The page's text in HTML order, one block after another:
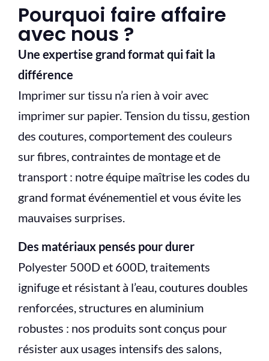
Pourquoi faire affaire
avec nous ?
Une expertise grand format qui fait la
différence
Imprimer sur tissu n’a rien à voir avec
imprimer sur papier. Tension du tissu, gestion
des coutures, comportement des couleurs
sur fibres, contraintes de montage et de
transport : notre équipe maîtrise les codes du
grand format événementiel et vous évite les
mauvaises surprises.
Des matériaux pensés pour durer
Polyester 500D et 600D, traitements
ignifuge et résistant à l’eau, coutures doubles
renforcées, structures en aluminium
robustes : nos produits sont conçus pour
résister aux usages intensifs des salons,